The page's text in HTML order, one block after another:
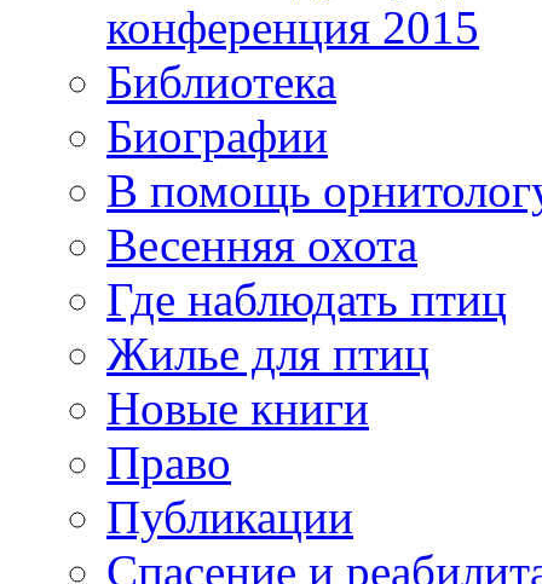
конференция 2015
Библиотека
Биографии
В помощь
Весенняя охота
Где наблюдать птиц
Жилье для птиц
Новые книги
Право
Публикации
Спасение и